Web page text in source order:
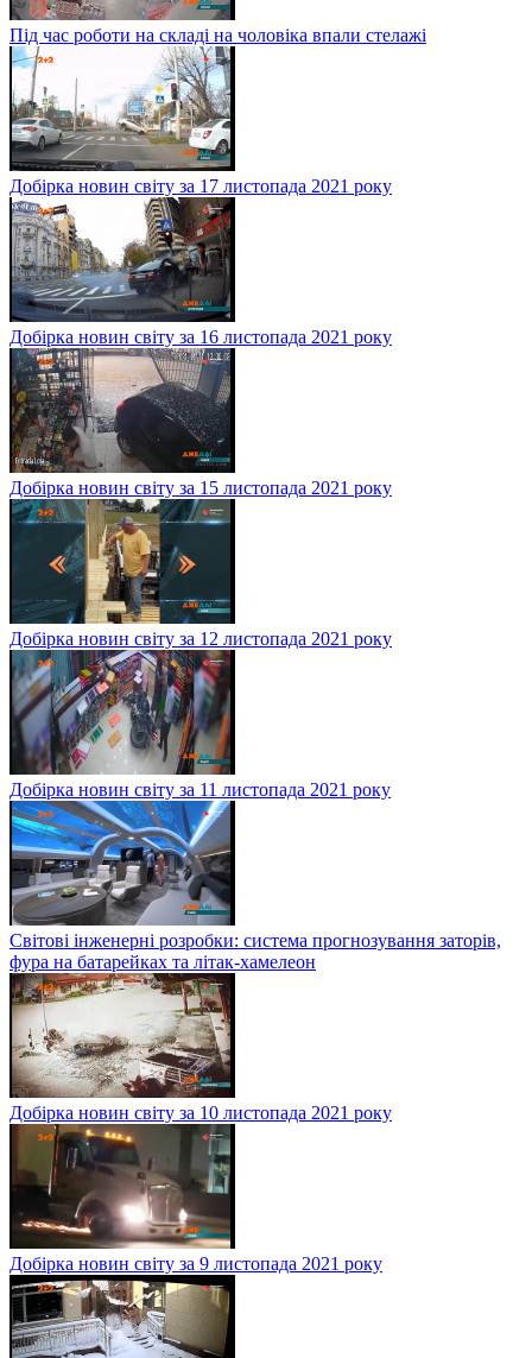
Під час роботи на складі на чоловіка впали стелажі
Добірка новин світу за 17 листопада 2021 року
Добірка новин світу за 16 листопада 2021 року
Добірка новин світу за 15 листопада 2021 року
Добірка новин світу за 12 листопада 2021 року
Добірка новин світу за 11 листопада 2021 року
Світові інженерні розробки: система прогнозування заторів,
фура на батарейках та літак-хамелеон
Добірка новин світу за 10 листопада 2021 року
Добірка новин світу за 9 листопада 2021 року